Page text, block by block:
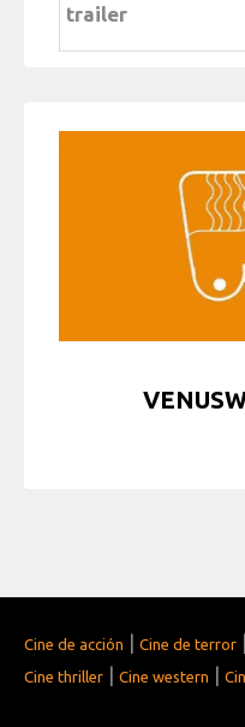
trailer
Cine de acción | Cine de terror |
Cine thriller | Cine western |